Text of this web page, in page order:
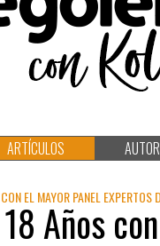
ARTÍCULOS
EL MAYOR PANEL
Años